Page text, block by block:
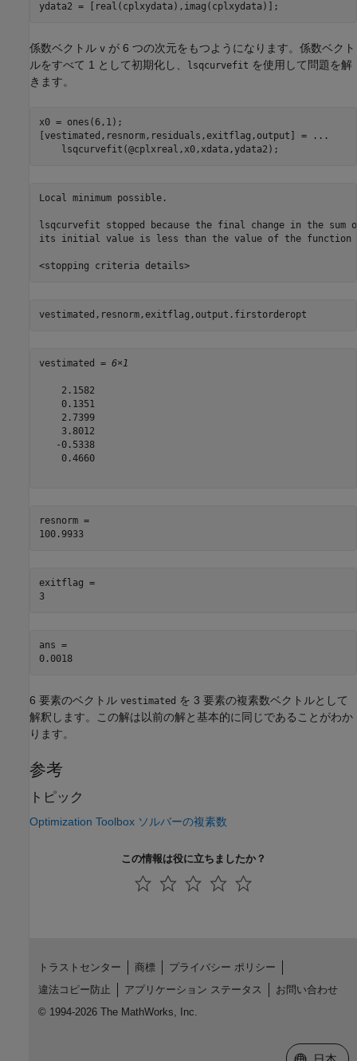
ydata2 = [real(cplxydata),imag(cplxydata)];
係数ベクトル v が 6 つの次元をもつようになります。係数ベクト
ルをすべて 1 として初期化し、
lsqcurvefit を使用して問題を解
きます。
x0 = ones(6,1);
[vestimated,resnorm,residuals,exitflag,output] =
...
    lsqcurvefit(@cplxreal,x0,xdata,ydata2);
Local minimum possible.
lsqcurvefit stopped because the final change in the
its initial value is less than the value of the function
<stopping criteria details>
vestimated,resnorm,exitflag,output.firstorderopt
vestimated = 6×1
    2.1582
    0.1351
    2.7399
    3.8012
   -0.5338
    0.4660
resnorm =
100.9933
exitflag =
3
ans =
0.0018
6 要素のベクトル vestimated を 3 要素の複素数ベクトルとして
解釈します。この解は以前の解と基本的に同じであることがわか
ります。
参考
トピック
Optimization Toolbox ソルバーの複素数
この情報は役に立ちましたか？
トラストセンター 商標
プライバシー ポリシー
違法コピー防止
アプリケーション ステータス
お問い合わせ
© 1994-2026 The MathWorks, Inc.
Web サイ